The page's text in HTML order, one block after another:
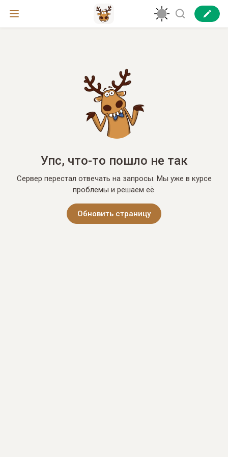
Упс, что-то пошло не так
Сервер перестал отвечать на запросы. Мы уже в курсе
проблемы и решаем её.
Обновить страницу